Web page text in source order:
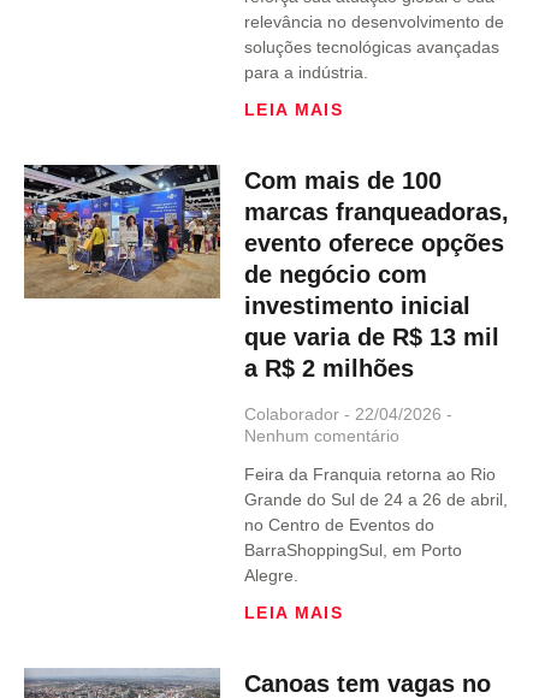
relevância no desenvolvimento de
soluções tecnológicas avançadas
para a indústria.
LEIA MAIS
Com mais de 100
marcas franqueadoras,
evento oferece opções
de negócio com
investimento inicial
que varia de R$ 13 mil
a R$ 2 milhões
Colaborador
22/04/2026
Nenhum comentário
Feira da Franquia retorna ao Rio
Grande do Sul de 24 a 26 de abril,
no Centro de Eventos do
BarraShoppingSul, em Porto
Alegre.
LEIA MAIS
Canoas tem vagas no